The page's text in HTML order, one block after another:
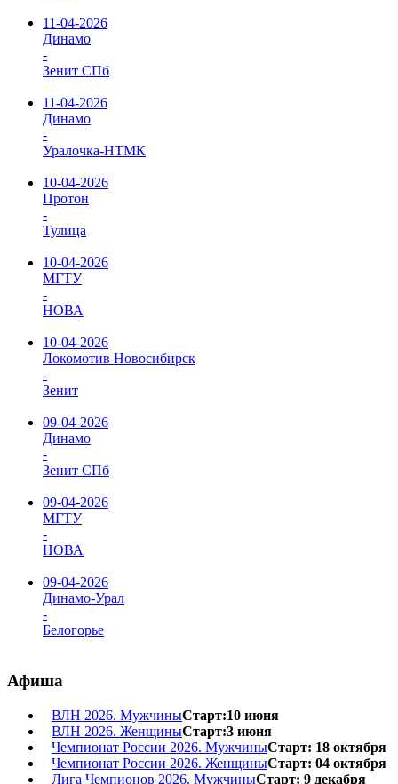
11-04-2026
Динамо
-
Зенит СПб
11-04-2026
Динамо
-
Уралочка-НТМК
10-04-2026
Протон
-
Тулица
10-04-2026
МГТУ
-
НОВА
10-04-2026
Локомотив Новосибирск
-
Зенит
09-04-2026
Динамо
-
Зенит СПб
09-04-2026
МГТУ
-
НОВА
09-04-2026
Динамо-Урал
-
Белогорье
Афиша
ВЛН 2026. МужчиныСтарт:10 июня
ВЛН 2026. ЖенщиныСтарт:3 июня
Чемпионат России 2026. МужчиныСтарт: 18 октября
Чемпионат России 2026. ЖенщиныСтарт: 04 октября
Лига Чемпионов 2026. МужчиныСтарт: 9 декабря